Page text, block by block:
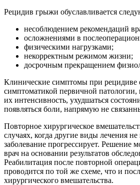
Рецидив грыжи обуславливается
несоблюдением рекомендаций
осложнениями в
физическими нагрузками;
некорректным режимом жизни;
досрочным прекращением
Клинические симптомы при рецидиве
симптоматикой первичной
их интенсивность, ухудшаться
появляться боли, напрямую не
Повторное хирургическое
случаях, когда другие виды лечения
заболевание прогрессирует. Решение
врач на основании результатов
Реабилитация после повторной
проводится по той же схеме, что и
хирургического вмешательства.